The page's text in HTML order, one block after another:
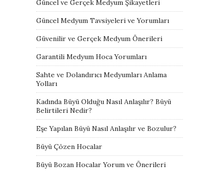
Güncel ve Gerçek Medyum Şikayetleri
Güncel Medyum Tavsiyeleri ve Yorumları
Güvenilir ve Gerçek Medyum Önerileri
Garantili Medyum Hoca Yorumları
Sahte ve Dolandırıcı Medyumları Anlama
Yolları
Kadında Büyü Olduğu Nasıl Anlaşılır? Büyü
Belirtileri Nedir?
Eşe Yapılan Büyü Nasıl Anlaşılır ve Bozulur?
Büyü Çözen Hocalar
Büyü Bozan Hocalar Yorum ve Önerileri